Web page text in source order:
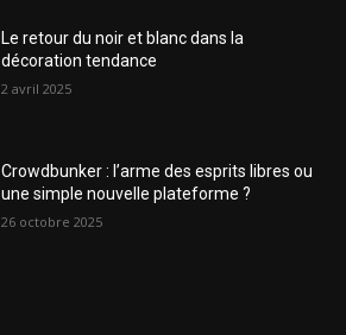
Le retour du noir et blanc dans la
décoration tendance
2 avril 2025
Crowdbunker : l’arme des esprits libres ou
une simple nouvelle plateforme ?
26 octobre 2025